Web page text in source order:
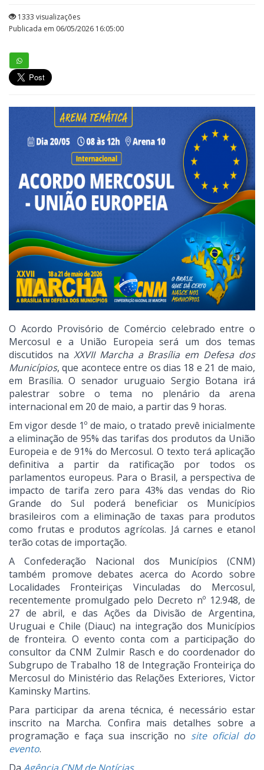
1333 visualizações
Publicada em 06/05/2026 16:05:00
O Acordo Provisório de Comércio celebrado entre o
Mercosul e a União Europeia será um dos temas
discutidos na XXVII Marcha a Brasília em Defesa dos
Municípios, que acontece entre os dias 18 e 21 de maio,
em Brasília. O senador uruguaio Sergio Botana irá
palestrar sobre o tema no plenário da arena
internacional em 20 de maio, a partir das 9 horas.
Em vigor desde 1º de maio, o tratado prevê inicialmente
a eliminação de 95% das tarifas dos produtos da União
Europeia e de 91% do Mercosul. O texto terá aplicação
definitiva a partir da ratificação por todos os
parlamentos europeus. Para o Brasil, a perspectiva de
impacto de tarifa zero para 43% das vendas do Rio
Grande do Sul poderá beneficiar os Municípios
brasileiros com a eliminação de taxas para produtos
como frutas e produtos agrícolas. Já carnes e etanol
terão cotas de importação.
A Confederação Nacional dos Municípios (CNM)
também promove debates acerca do Acordo sobre
Localidades Fronteiriças Vinculadas do Mercosul,
recentemente promulgado pelo Decreto nº 12.948, de
27 de abril, e das Ações da Divisão de Argentina,
Uruguai e Chile (Diauc) na integração dos Municípios
de fronteira. O evento conta com a participação do
consultor da CNM Zulmir Rasch e do coordenador do
Subgrupo de Trabalho 18 de Integração Fronteiriça do
Mercosul do Ministério das Relações Exteriores, Victor
Kaminsky Martins.
Para participar da arena técnica, é necessário estar
inscrito na Marcha. Confira mais detalhes sobre a
programação e faça sua inscrição no site oficial do
evento.